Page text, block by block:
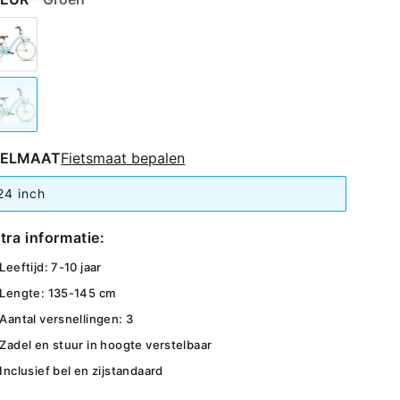
Fietsmaat bepalen
inch
informatie:
Leeftijd: 7-10 jaar
Lengte: 135-145 cm
Aantal versnellingen: 3
Zadel en stuur in hoogte verstelbaar
Inclusief bel en zijstandaard